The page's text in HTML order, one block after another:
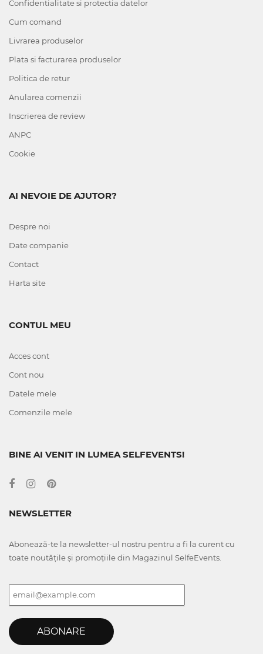
Confidentialitate si protectia datelor
Cum comand
Livrarea produselor
Plata si facturarea produselor
Politica de retur
Anularea comenzii
Inscrierea de review
ANPC
Cookie
AI NEVOIE DE AJUTOR?
Despre noi
Date companie
Contact
Harta site
CONTUL MEU
Acces cont
Cont nou
Datele mele
Comenzile mele
BINE AI VENIT IN LUMEA SELFEVENTS!
NEWSLETTER
Abonează-te la newsletter-ul nostru pentru a fi la curent cu
toate noutățile și promoțiile din Magazinul SelfeEvents.
ABONARE